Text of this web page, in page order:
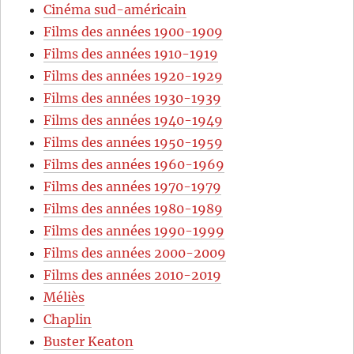
Cinéma sud-américain
Films des années 1900-1909
Films des années 1910-1919
Films des années 1920-1929
Films des années 1930-1939
Films des années 1940-1949
Films des années 1950-1959
Films des années 1960-1969
Films des années 1970-1979
Films des années 1980-1989
Films des années 1990-1999
Films des années 2000-2009
Films des années 2010-2019
Méliès
Chaplin
Buster Keaton